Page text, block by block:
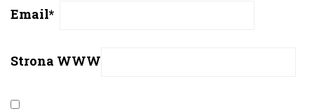
Email*
Strona WWW